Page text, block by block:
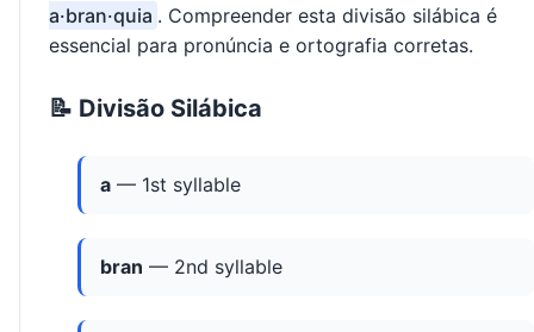
a·bran·quia . Compreender esta divisão silábica é
essencial para pronúncia e ortografia corretas.
📝 Divisão Silábica
a — 1st syllable
bran — 2nd syllable